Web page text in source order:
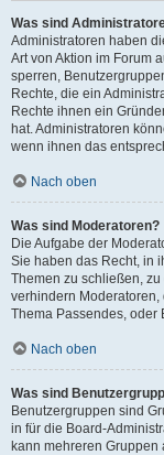
Was sind
Administratoren haben
Art von Aktion im Forum
sperren,
Rechte, die ein
Rechte ihnen ein
hat. Administratoren
wenn ihnen das
Nach oben
Was sind Moderatoren?
Die Aufgabe der
Sie haben das Recht, in
Themen zu schließen,
verhindern Moderatoren,
Thema Passendes, oder
Nach oben
Was sind
Benutzergruppen sind
in für die Board-
kann mehreren